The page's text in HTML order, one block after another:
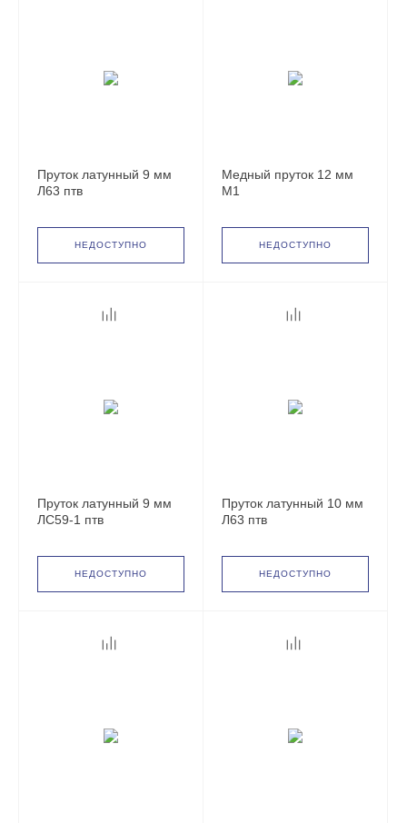
Пруток латунный 9 мм
Л63 птв
НЕДОСТУПНО
Медный пруток 12 мм
М1
НЕДОСТУПНО
Пруток латунный 9 мм
ЛС59-1 птв
НЕДОСТУПНО
Пруток латунный 10 мм
Л63 птв
НЕДОСТУПНО